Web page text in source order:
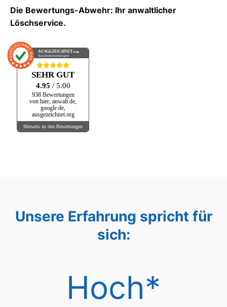
Die Bewertungs-Abwehr: Ihr anwaltlicher
Löschservice.
AUSGEZEICHNET.org
Kundenbewertungen
SEHR GUT
4.95 / 5.00
938 Bewertungen
von hier, anwalt.de,
google.de,
ausgezeichnet.org
Hinweis zu den Bewertungen
Unsere Erfahrung spricht für
sich:
Hoch*